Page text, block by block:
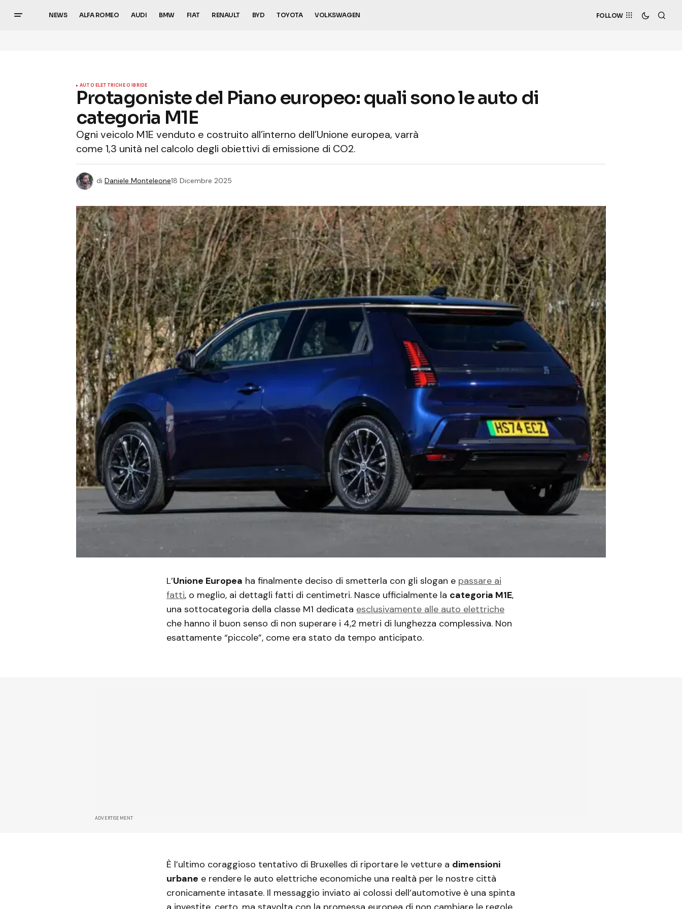
NEWS ALFA ROMEO AUDI BMW FIAT RENAULT BYD TOYOTA VOLKSWAGEN FOLLOW
AUTO ELETTRICHE O IBRIDE
Protagoniste del Piano europeo: quali sono le auto di
categoria M1E
Ogni veicolo M1E venduto e costruito all’interno dell’Unione europea, varrà
come 1,3 unità nel calcolo degli obiettivi di emissione di CO2.
di Daniele Monteleone18 Dicembre 2025
L’Unione Europea ha finalmente deciso di smetterla con gli slogan e passare ai
fatti, o meglio, ai dettagli fatti di centimetri. Nasce ufficialmente la categoria M1E,
una sottocategoria della classe M1 dedicata esclusivamente alle auto elettriche
che hanno il buon senso di non superare i 4,2 metri di lunghezza complessiva. Non
esattamente “piccole”, come era stato da tempo anticipato.
ADVERTISEMENT
È l’ultimo coraggioso tentativo di Bruxelles di riportare le vetture a dimensioni
urbane e rendere le auto elettriche economiche una realtà per le nostre città
cronicamente intasate. Il messaggio inviato ai colossi dell’automotive è una spinta